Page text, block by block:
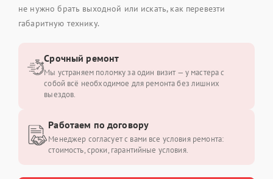
не нужно брать выходной или искать, как перевезти
габаритную технику.
Срочный ремонт
Мы устраняем поломку за один визит — у мастера с
собой всё необходимое для ремонта без лишних
выездов.
Работаем по договору
Менеджер согласует с вами все условия ремонта:
стоимость, сроки, гарантийные условия.